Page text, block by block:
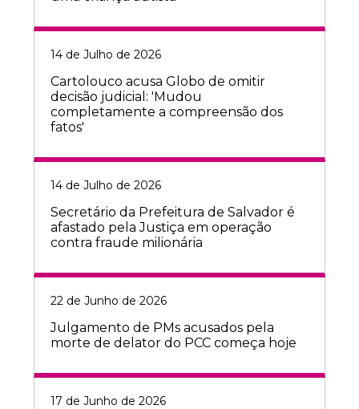
14 de Julho de 2026
Cartolouco acusa Globo de omitir
decisão judicial: 'Mudou
completamente a compreensão dos
fatos'
14 de Julho de 2026
Secretário da Prefeitura de Salvador é
afastado pela Justiça em operação
contra fraude milionária
22 de Junho de 2026
Julgamento de PMs acusados pela
morte de delator do PCC começa hoje
17 de Junho de 2026